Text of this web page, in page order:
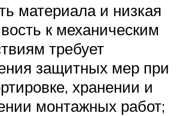
материала и низкая
к механическим
требует
защитных мер при
хранении и
монтажных работ;